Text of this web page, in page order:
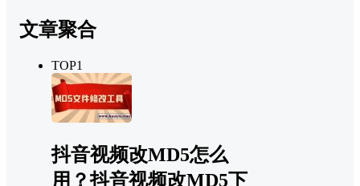
文章聚合
TOP1
抖音视频改MD5怎么
用？抖音视频改MD5下